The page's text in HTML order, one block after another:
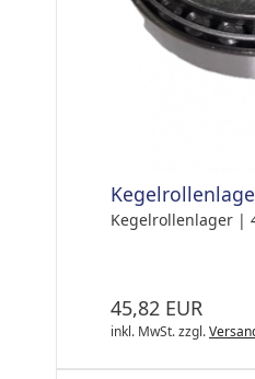
Kegelrollenlager |
45,82 EUR
inkl. MwSt.zzgl.